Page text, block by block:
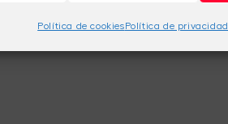
Política de cookiesPolítica de privacidad